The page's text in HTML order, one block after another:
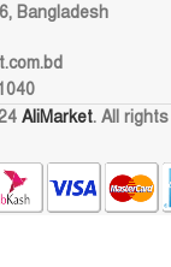
Bangladesh
AliMarket. All